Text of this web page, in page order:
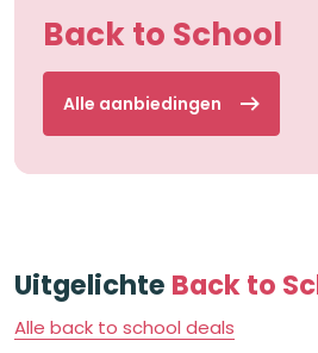
Back to School
Alle aanbiedingen
Uitgelichte Back to
Alle back to school deals